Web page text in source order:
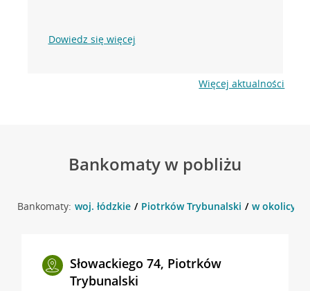
Dowiedz się więcej
Więcej aktualności
Bankomaty w pobliżu
Bankomaty: woj. łódzkie Piotrków Trybunalski w okolicy
Słowackiego 74, Piotrków
Trybunalski